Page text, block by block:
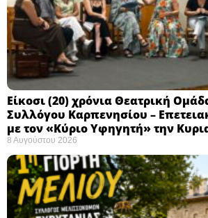
Eίκοσι (20) χρόνια Θεατρική
Συλλόγου Καρπενησίου –
με τον «Κύριο Υφηγητή» την
8 Αυγούστου 2026